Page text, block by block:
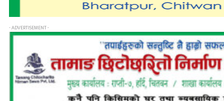
- ADVERTISEMENT -